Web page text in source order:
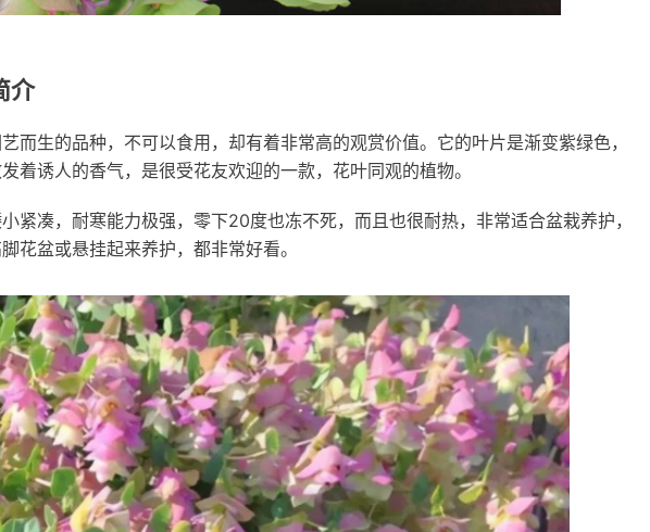
介
而生的品种，不可以食用，却有着非常高的观赏价值。它的叶片是渐变紫绿色，
着诱人的香气，是很受花友欢迎的一款，花叶同观的植物。
紧凑，耐寒能力极强，零下20度也冻不死，而且也很耐热，非常适合盆栽养护，
花盆或悬挂起来养护，都非常好看。